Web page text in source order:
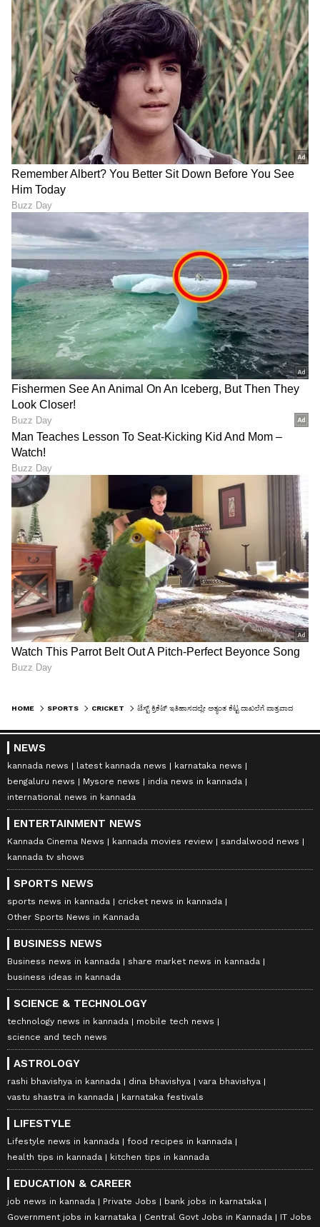
HOME SPORTS CRICKET
NEWS
kannada news latest kannada news
karnataka news
bengaluru news
Mysore news
india news in kannada
international news in kannada
ENTERTAINMENT NEWS
Kannada Cinema News kannada movies review
sandalwood news
kannada tv shows
SPORTS NEWS
sports news in kannada
cricket news in kannada
Other Sports News in Kannada
BUSINESS NEWS
Business news in kannada
share market news in kannada
business ideas in kannada
SCIENCE & TECHNOLOGY
technology news in kannada
mobile tech news
science and tech news
ASTROLOGY
rashi bhavishya in kannada dina bhavishya
vara bhavishya
vastu shastra in kannada
karnataka festivals
LIFESTYLE
Lifestyle news in kannada
food recipes in kannada
health tips in kannada
kitchen tips in kannada
EDUCATION & CAREER
job news in kannada Private Jobs
bank jobs in karnataka
Government jobs in karnataka
Central Govt Jobs in Kannada IT Jobs